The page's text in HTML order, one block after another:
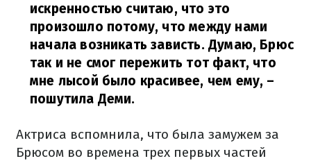
искренностью считаю, что это
произошло потому, что между нами
начала возникать зависть. Думаю, Брюс
так и не смог пережить тот факт, что
мне лысой было красивее, чем ему, –
пошутила Деми.
Актриса вспомнила, что была замужем за
Брюсом во времена трех первых частей